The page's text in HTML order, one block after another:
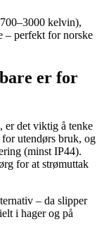
kelvin),
– perfekt for norske
er for
er det viktig å tenke
utendørs bruk, og
(minst IP44).
for at strømuttak
– da slipper
i hager og på